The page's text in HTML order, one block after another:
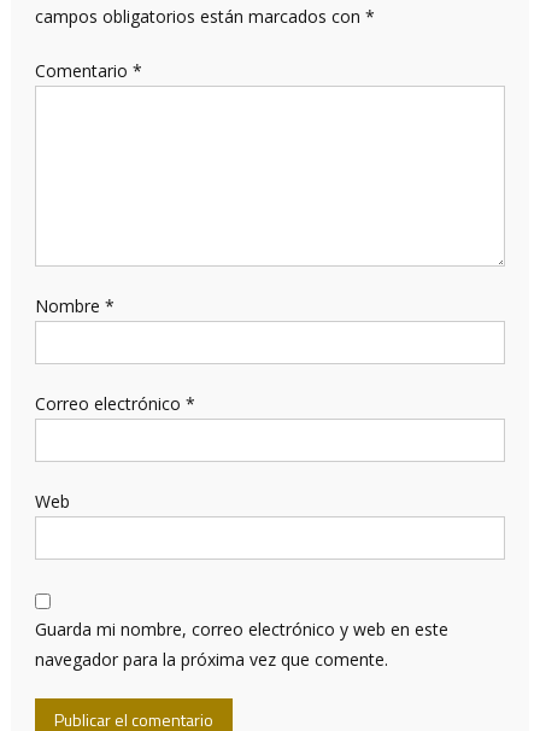
campos obligatorios están marcados con *
Comentario *
Nombre *
Correo electrónico *
Web
Guarda mi nombre, correo electrónico y web en este
navegador para la próxima vez que comente.